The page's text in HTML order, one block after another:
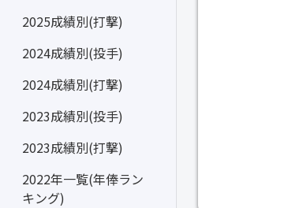
2025成績別(打撃)
2024成績別(投手)
2024成績別(打撃)
2023成績別(投手)
2023成績別(打撃)
2022年一覧(年俸ラン
キング)